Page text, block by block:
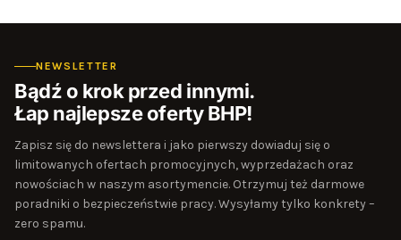
NEWSLETTER
Bądź o krok przed innymi.
Łap najlepsze oferty BHP!
Zapisz się do newslettera i jako pierwszy dowiaduj się o
limitowanych ofertach promocyjnych, wyprzedażach oraz
nowościach w naszym asortymencie. Otrzymuj też darmowe
poradniki o bezpieczeństwie pracy. Wysyłamy tylko konkrety –
zero spamu.